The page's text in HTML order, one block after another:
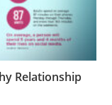
Relationship